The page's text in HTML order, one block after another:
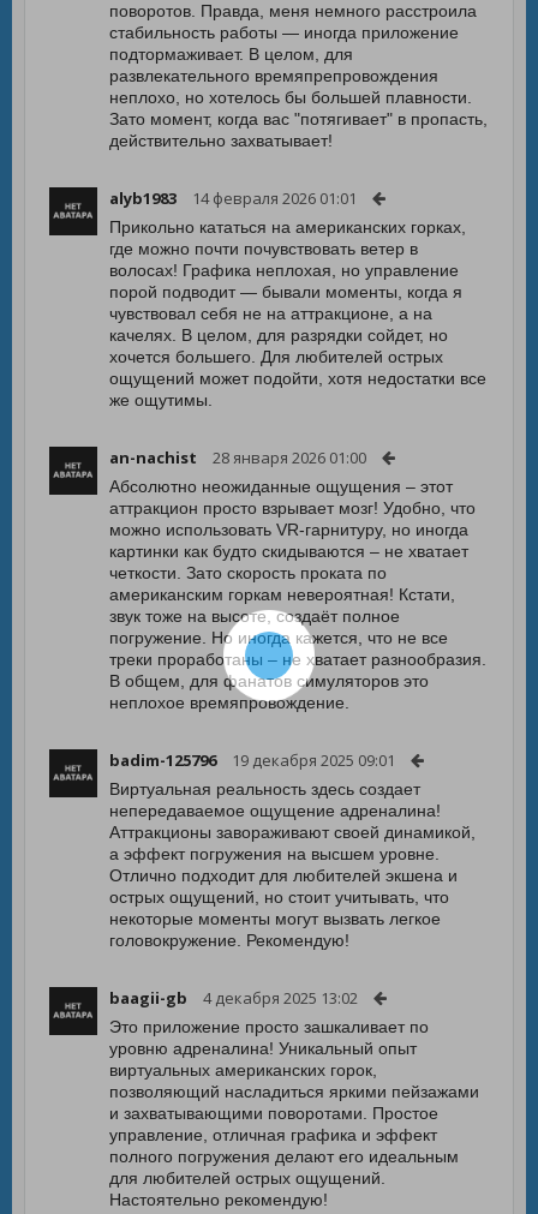
поворотов. Правда, меня немного расстроила
стабильность работы — иногда приложение
подтормаживает. В целом, для
развлекательного времяпрепровождения
неплохо, но хотелось бы большей плавности.
Зато момент, когда вас "потягивает" в пропасть,
действительно захватывает!
alyb1983 14 февраля 2026 01:01
Прикольно кататься на американских горках,
где можно почти почувствовать ветер в
волосах! Графика неплохая, но управление
порой подводит — бывали моменты, когда я
чувствовал себя не на аттракционе, а на
качелях. В целом, для разрядки сойдет, но
хочется большего. Для любителей острых
ощущений может подойти, хотя недостатки все
же ощутимы.
an-nachist 28 января 2026 01:00
Абсолютно неожиданные ощущения – этот
аттракцион просто взрывает мозг! Удобно, что
можно использовать VR-гарнитуру, но иногда
картинки как будто скидываются – не хватает
четкости. Зато скорость проката по
американским горкам невероятная! Кстати,
звук тоже на высоте, создаёт полное
погружение. Но иногда кажется, что не все
треки проработаны – не хватает разнообразия.
В общем, для фанатов симуляторов это
неплохое времяпровождение.
badim-125796 19 декабря 2025 09:01
Виртуальная реальность здесь создает
непередаваемое ощущение адреналина!
Аттракционы завораживают своей динамикой,
а эффект погружения на высшем уровне.
Отлично подходит для любителей экшена и
острых ощущений, но стоит учитывать, что
некоторые моменты могут вызвать легкое
головокружение. Рекомендую!
baagii-gb 4 декабря 2025 13:02
Это приложение просто зашкаливает по
уровню адреналина! Уникальный опыт
виртуальных американских горок,
позволяющий насладиться яркими пейзажами
и захватывающими поворотами. Простое
управление, отличная графика и эффект
полного погружения делают его идеальным
для любителей острых ощущений.
Настоятельно рекомендую!